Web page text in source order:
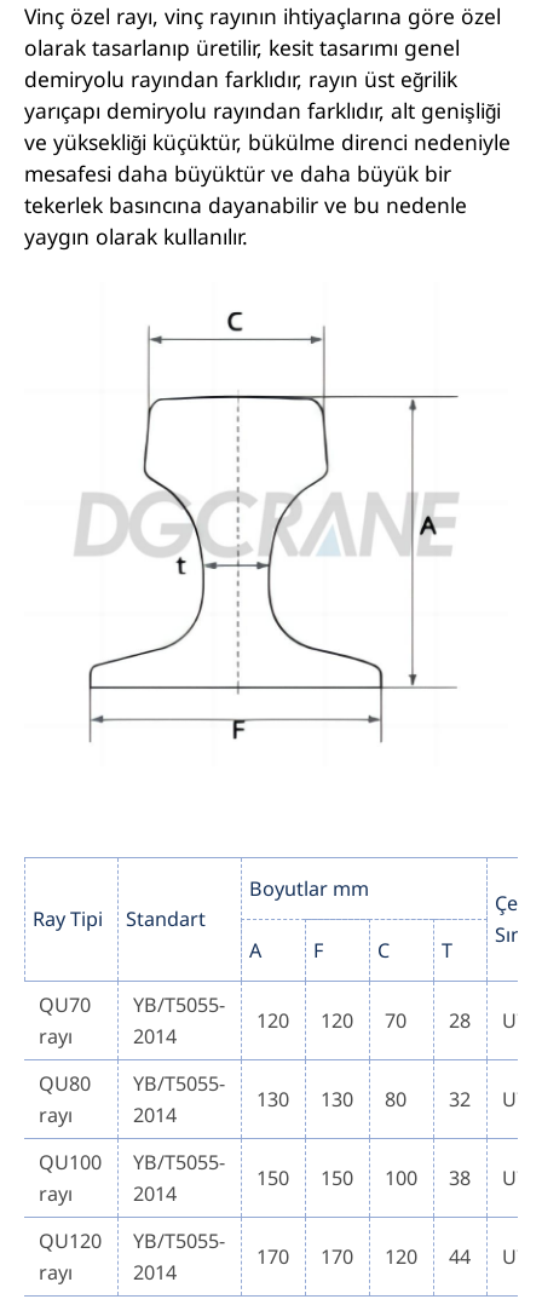
Vinç özel rayı, vinç rayının ihtiyaçlarına göre özel
olarak tasarlanıp üretilir, kesit tasarımı genel
demiryolu rayından farklıdır, rayın üst eğrilik
yarıçapı demiryolu rayından farklıdır, alt genişliği
ve yüksekliği küçüktür, bükülme direnci nedeniyle
mesafesi daha büyüktür ve daha büyük bir
tekerlek basıncına dayanabilir ve bu nedenle
yaygın olarak kullanılır.
Ray Tipi Standart
Boyutlar mm
Çelik
Sınıfı
A F C T
QU70
rayı
YB/T5055-
2014
120 120 70 28
QU80
rayı
YB/T5055-
2014
130 130 80 32
QU100
rayı
YB/T5055-
2014
150 150 100 38
QU120
rayı
YB/T5055-
2014
170 170 120 44